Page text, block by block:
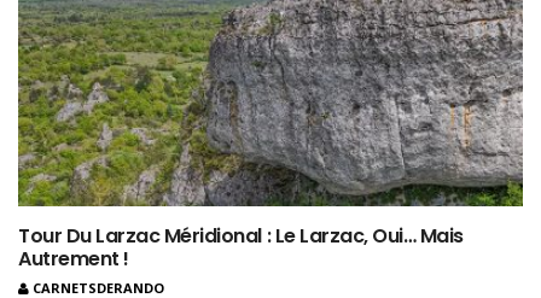
Tour Du Larzac Méridional : Le Larzac, Oui… Mais
Autrement !
CARNETSDERANDO